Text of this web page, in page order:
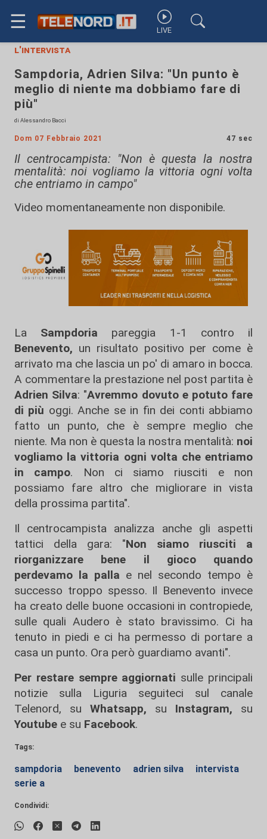
☰ LIVE
l'intervista
Sampdoria, Adrien Silva: "Un punto è
meglio di niente ma dobbiamo fare di
più"
di Alessandro Bacci
Dom 07 Febbraio 2021 47 sec
Il centrocampista: "Non è questa la nostra
mentalità: noi vogliamo la vittoria ogni volta
che entriamo in campo"
Video momentaneamente non disponibile.
La Sampdoria pareggia 1-1 contro il
Benevento, un risultato positivo per come è
arrivato ma che lascia un po' di amaro in bocca.
A commentare la prestazione nel post partita è
Adrien Silva: "Avremmo dovuto e potuto fare
di più oggi. Anche se in fin dei conti abbiamo
fatto un punto, che è sempre meglio che
niente. Ma non è questa la nostra mentalità: noi
vogliamo la vittoria ogni volta che entriamo
in campo. Non ci siamo riusciti e non
possiamo fare altro che migliorare in vista
della prossima partita".
Il centrocampista analizza anche gli aspetti
tattici della gara: "Non siamo riusciti a
riorganizzare bene il gioco quando
perdevamo la palla e nel secondo tempo è
successo troppo spesso. Il Benevento invece
ha creato delle buone occasioni in contropiede,
sulle quali Audero è stato bravissimo. Ci ha
tenuto in piedi e ci ha permesso di portare a
casa un punto. Ora però guardiamo avanti".
Per restare sempre aggiornati sulle principali
notizie sulla Liguria seguiteci sul canale
Telenord, su
Whatsapp, su Instagram, su
Youtube e su Facebook.
Tags:
sampdoria benevento adrien silva
intervista
serie a
Condividi: